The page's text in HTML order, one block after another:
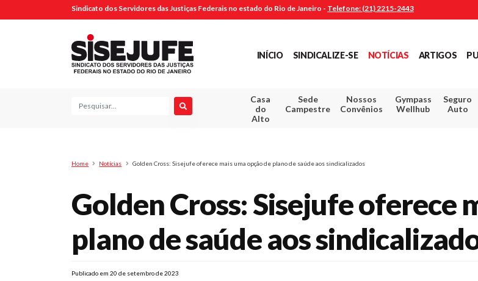
Sindicato dos Servidores das Justiças Federais no estado do Rio de Janeiro - Telefone: (21) 2215-2443
INÍCIO SINDICALIZE-SE NOTÍCIAS ARTIGOS
Pesquisa
Casa
do
Alto
Sede
Campestre
Nossos
Convênios
Gympass
Wellhub
Seguro
Auto
Home Notícias Golden Cross: Sisejufe oferece mais uma opção de plano de saúde aos sindicalizados
Golden Cross: Sisejufe oferece
plano de saúde aos
Publicado em 20 de setembro de 2023